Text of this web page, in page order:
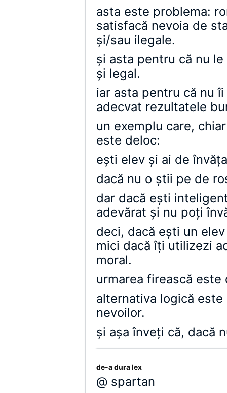
asta este problema:
satisfacă nevoia de
şi/sau ilegale.
şi asta pentru că nu
şi legal.
iar asta pentru că nu
adecvat rezultatele
un exemplu care,
este deloc:
eşti elev şi ai de
dacă nu o ştii pe de
dar dacă eşti
adevărat şi nu poţi
deci, dacă eşti un
mici dacă îţi utilizezi
moral.
urmarea firească
alternativa logică
nevoilor.
şi aşa înveţi că, dacă
de-a dura lex
@ spartan